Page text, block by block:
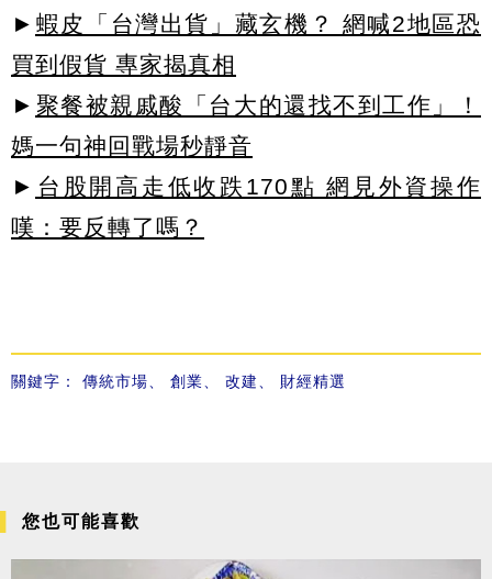
► 蝦皮「台灣出貨」藏玄機？ 網喊2地區恐
買到假貨 專家揭真相
► 聚餐被親戚酸「台大的還找不到工作」！
媽一句神回戰場秒靜音
► 台股開高走低收跌170點 網見外資操作
嘆：要反轉了嗎？
關鍵字： 傳統市場 創業 改建 財經精選
您也可能喜歡